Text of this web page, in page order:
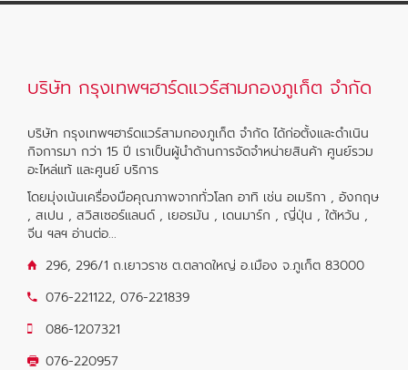
บริษัท กรุงเทพฯฮาร์ดแวร์สามกองภูเก็ต จำกัด
บริษัท กรุงเทพฯฮาร์ดแวร์สามกองภูเก็ต จำกัด ได้ก่อตั้งและดำเนิน
กิจการมา กว่า 15 ปี เราเป็นผู้นำด้านการจัดจำหน่ายสินค้า ศูนย์รวม
อะไหล่แท้ และศูนย์ บริการ
โดยมุ่งเน้นเครื่องมือคุณภาพจากทั่วโลก อาทิ เช่น อเมริกา , อังกฤษ
, สเปน , สวิสเซอร์แลนด์ , เยอรมัน , เดนมาร์ก , ญี่ปุ่น , ใต้หวัน ,
จีน ฯลฯ อ่านต่อ...
296, 296/1 ถ.เยาวราช ต.ตลาดใหญ่ อ.เมือง จ.ภูเก็ต 83000
076-221122, 076-221839
086-1207321
076-220957